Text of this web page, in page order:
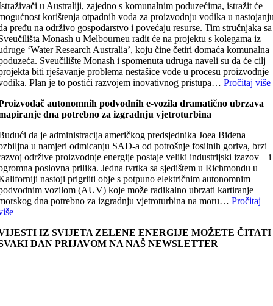
u Australiji, zajedno s komunalnim poduzećima, istražit će
korištenja otpadnih voda za proizvodnju vodika u
pređu na održivo gospodarstvo i povećaju resurse. Tim stručnjaka sa
Monash u Melbourneu radit će na projektu s kolegama iz
‘Water Research Australia’, koju čine četiri domaća komunalna
Sveučilište Monash i spomenuta udruga naveli su da će cilj
biti rješavanje problema nestašice vode u procesu proizvodnje
Plan je to postići razvojem inovativnog pristupa…Pročitaj više
autonomnih podvodnih e-vozila dramatično ubrzava
dna potrebno za izgradnju vjetroturbina
da je administracija američkog predsjednika Joea Bidena
u namjeri odmicanju SAD-a od potrošnje fosilnih goriva, brzi
održive proizvodnje energije postaje veliki industrijski izazov – i
poslovna prilika. Jedna tvrtka sa sjedištem u Richmondu u
nastoji prigrliti obje s potpuno električnim autonomnim
vozilom (AUV) koje može radikalno ubrzati kartiranje
dna potrebno za izgradnju vjetroturbina na moru…Pročitaj
IZ SVIJETA ZELENE ENERGIJE MOŽETE ČITATI
DAN PRIJAVOM NA NAŠ NEWSLETTER